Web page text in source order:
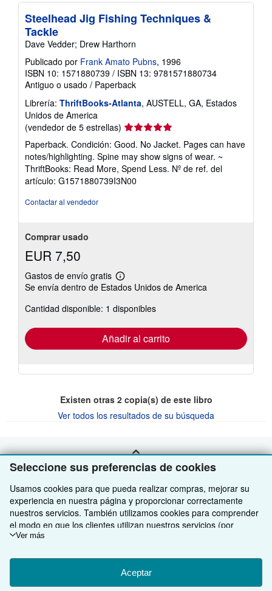
Seleccione sus preferencias de cookies
Usamos cookies para que pueda realizar compras, mejorar su
experiencia en nuestra página y proporcionar correctamente
nuestros servicios. También utilizamos cookies para comprender
el modo en que los clientes utilizan nuestros servicios (por
ejemplo, midiendo las visitas al sitio) y así poder realizar mejoras.
para mostrar contenido relevante en los anuncios y medir el
rendimiento de los mismos. Elija Rechazar si noestá de acuerdo
o Personalizar para obtener más información. Puede cambiar sus
Ver más
Aceptar
Steelhead Jig Fishing Techniques &
Tackle
Dave Vedder; Drew Harthorn
Publicado por Frank Amato Pubns, 1996
ISBN 10: 1571880739 / ISBN 13: 9781571880734
Antiguo o usado / Paperback
Librería: ThriftBooks-Atlanta, AUSTELL, GA, Estados
Unidos de America
(vendedor de 5 estrellas) Calificación
del
vendedor:
5
de
5
Paperback. Condición: Good. No Jacket. Pages can have
notes/highlighting. Spine may show signs of wear. ~
ThriftBooks: Read More, Spend Less. Nº de ref. del
artículo: G1571880739I3N00
Contactar al vendedor
Comprar usado
EUR 7,50
Gastos de envío gratis
Más
información
las
tarifas
envío
Se envía dentro de Estados Unidos de America
Cantidad disponible: 1 disponibles
Añadir al carrito
Existen otras 2copia(s) de este libro
Ver todos los resultados de su búsqueda
VOLVER AL INICIO
Compre con nosotros
Búsqueda avanzada
Colecciones
Mis pedidos
Venda con nosotros
Comenzar a vender
Recomiende un vendedor
Sobre nosotros
Medios
Preguntas frecuentes y guías
Otras compañías de AbeBooks